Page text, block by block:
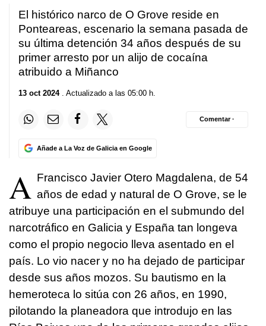
El histórico narco de O Grove reside en
Ponteareas, escenario la semana pasada de
su última detención 34 años después de su
primer arresto por un alijo de cocaína
atribuido a Miñanco
13 oct 2024. Actualizado a las 05:00 h.
Añade a La Voz de Galicia en Google
Comentar ·
A Francisco Javier Otero Magdalena, de 54
años de edad y natural de O Grove, se le
atribuye una participación en el submundo del
narcotráfico en Galicia y España tan longeva
como el propio negocio lleva asentado en el
país. Lo vio nacer y no ha dejado de participar
desde sus años mozos. Su bautismo en la
hemeroteca lo sitúa con 26 años, en 1990,
pilotando la planeadora que introdujo en las